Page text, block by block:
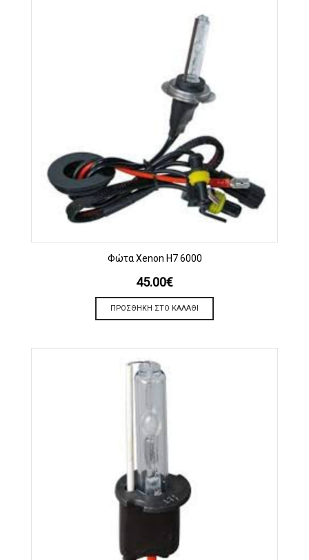
Φώτα Xenon H7 6000
45.00€
ΠΡΟΣΘΉΚΗ ΣΤΟ ΚΑΛΆΘΙ